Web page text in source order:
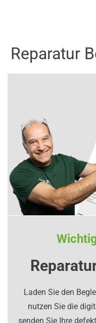
Reparatur
Laden Sie den
nutzen Sie die
senden Sie Ihre